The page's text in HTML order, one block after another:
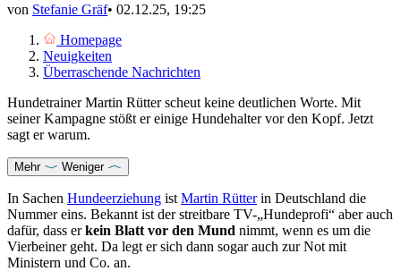
von Stefanie Gräf• 02.12.25, 19:25
Homepage
Neuigkeiten
Überraschende Nachrichten
Hundetrainer Martin Rütter scheut keine deutlichen Worte. Mit
seiner Kampagne stößt er einige Hundehalter vor den Kopf. Jetzt
sagt er warum.
Mehr Weniger
In Sachen Hundeerziehung ist Martin Rütterin Deutschland die
Nummer eins. Bekannt ist der streitbare TV-„Hundeprofi“ aber auch
dafür, dass erkein Blatt vor den Mund nimmt, wenn es um die
Vierbeiner geht. Da legt er sich dann sogar auch zur Not mit
Ministern und Co. an.